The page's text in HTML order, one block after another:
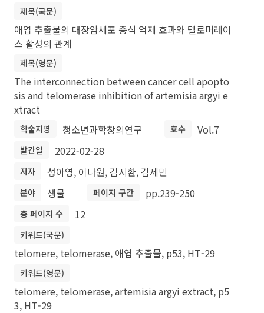
제목(국문)
애엽 추출물의 대장암세포 증식 억제 효과와 텔로머레이
스 활성의 관계
제목(영문)
The interconnection between cancer cell apopto
sis and telomerase inhibition of artemisia argyi e
xtract
학술지명 청소년과학창의연구 호수 Vol.7
발간일 2022-02-28
저자 성아영, 이나원, 김시환, 김세민
분야 생물 페이지 구간 pp.239-250
총 페이지 수 12
키워드(국문)
telomere, telomerase, 애엽 추출물, p53, HT-29
키워드(영문)
telomere, telomerase, artemisia argyi extract, p5
3, HT-29